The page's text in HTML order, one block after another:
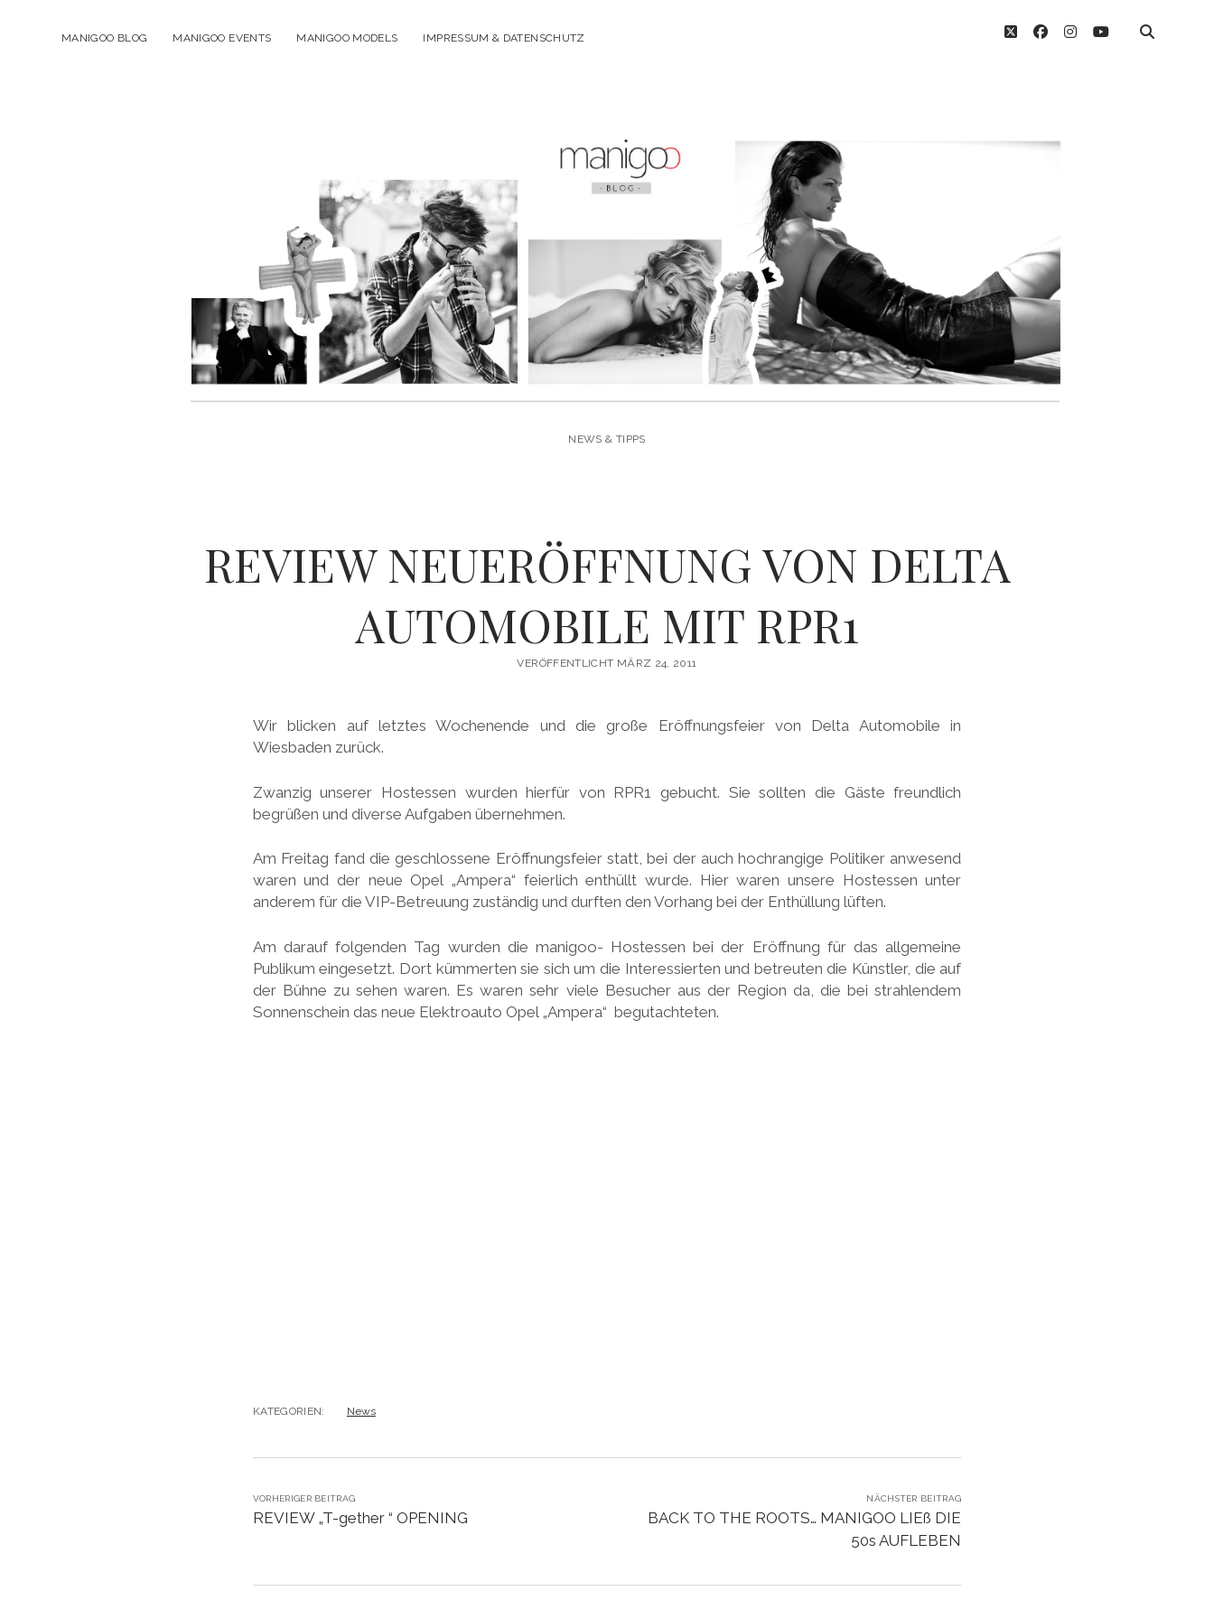
MANIGOO BLOG MANIGOO EVENTS MANIGOO MODELS IMPRESSUM & DATENSCHUTZ twitterfacebook
instagram
youtube
NEWS & TIPPS
REVIEW NEUERÖFFNUNG VON DELTA
AUTOMOBILE MIT RPR1
VERÖFFENTLICHT MÄRZ 24, 2011
Wir blicken auf letztes Wochenende und die große Eröffnungsfeier von Delta Automobile in
Wiesbaden zurück.
Zwanzig unserer Hostessen wurden hierfür von RPR1 gebucht. Sie sollten die Gäste freundlich
begrüßen und diverse Aufgaben übernehmen.
Am Freitag fand die geschlossene Eröffnungsfeier statt, bei der auch hochrangige Politiker anwesend
waren und der neue Opel „Ampera“ feierlich enthüllt wurde. Hier waren unsere Hostessen unter
anderem für die VIP-Betreuung zuständig und durften den Vorhang bei der Enthüllung lüften.
Am darauf folgenden Tag wurden die manigoo- Hostessen bei der Eröffnung für das allgemeine
Publikum eingesetzt. Dort kümmerten sie sich um die Interessierten und betreuten die Künstler, die auf
der Bühne zu sehen waren. Es waren sehr viele Besucher aus der Region da, die bei strahlendem
Sonnenschein das neue Elektroauto Opel „Ampera“ begutachteten.
KATEGORIEN: News
VORHERIGER BEITRAG
REVIEW „T-gether “ OPENING
NÄCHSTER BEITRAG
BACK TO THE ROOTS… MANIGOO LIEß DIE
50s AUFLEBEN